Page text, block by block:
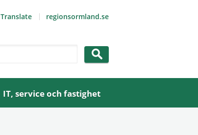
Translate regionsormland.se
IT, service och fastighet